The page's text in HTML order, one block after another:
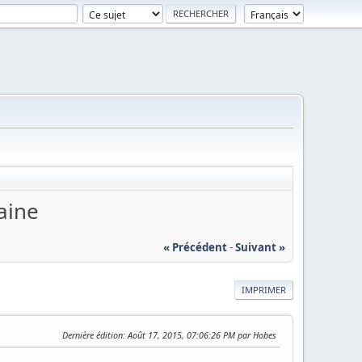
« Précédent-Suivant »
IMPRIMER
Dernière édition: Août 17, 2015, 07:06:26 PM par Hobes